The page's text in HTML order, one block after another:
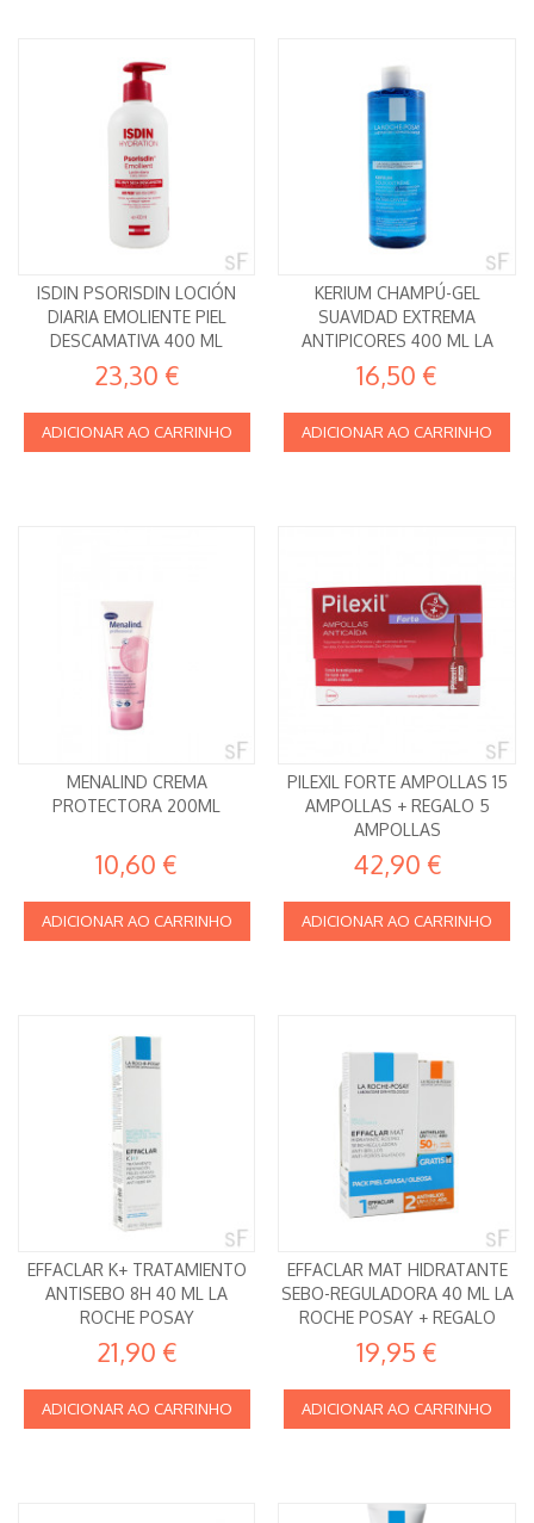
ISDIN PSORISDIN LOCIÓN
DIARIA EMOLIENTE PIEL
DESCAMATIVA 400 ML
23,30 €
ADICIONAR AO CARRINHO
KERIUM CHAMPÚ-GEL
SUAVIDAD EXTREMA
ANTIPICORES 400 ML LA
ROCHE POSAY
16,50 €
ADICIONAR AO CARRINHO
MENALIND CREMA
PROTECTORA 200ML
10,60 €
ADICIONAR AO CARRINHO
PILEXIL FORTE AMPOLLAS 15
AMPOLLAS + REGALO 5
AMPOLLAS
42,90 €
ADICIONAR AO CARRINHO
EFFACLAR K+ TRATAMIENTO
ANTISEBO 8H 40 ML LA
ROCHE POSAY
21,90 €
ADICIONAR AO CARRINHO
EFFACLAR MAT HIDRATANTE
SEBO-REGULADORA 40 ML LA
ROCHE POSAY + REGALO
19,95 €
ADICIONAR AO CARRINHO